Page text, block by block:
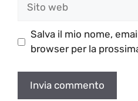
Salva il mio nome,
browser per la